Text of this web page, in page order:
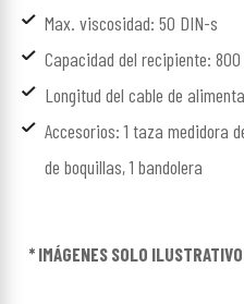
Max. viscosidad: 50 DIN-s
Capacidad del recipiente: 800
Longitud del cable de
Accesorios: 1 taza medidora
de boquillas, 1 bandolera
* IMÁGENES SOLO